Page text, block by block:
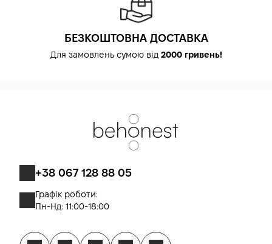
БЕЗКОШТОВНА ДОСТАВКА
Для замовлень сумою від 2000 гривень!
+38 067 128 88 05
Графік роботи:
Пн-Нд: 11:00-18:00